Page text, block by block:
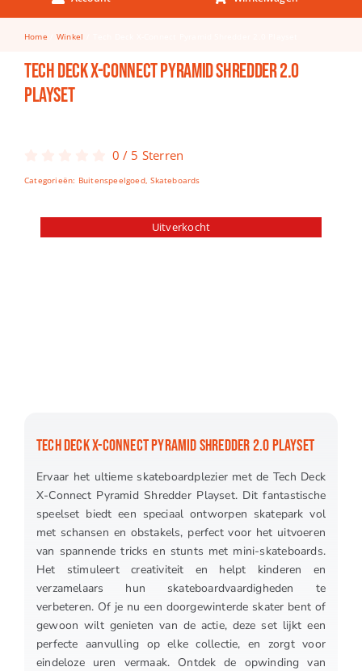
Keuken & Tafelen
Kinderfietsen
Knutselen
Puzzels
Home Winkel
Tech Deck X-Connect Pyramid Shredder 2.0
Playset
0 / 5 Sterren
Categorieën: Buitenspeelgoed,Skateboards
Uitverkocht
TECH DECK X-CONNECT PYRAMID SHREDDER 2.0 PLAYSET
Ervaar het ultieme skateboardplezier met de Tech Deck
X-Connect Pyramid Shredder Playset. Dit fantastische
speelset biedt een speciaal ontworpen skatepark vol
met schansen en obstakels, perfect voor het uitvoeren
van spannende tricks en stunts met mini-skateboards.
Het stimuleert creativiteit en helpt kinderen en
verzamelaars hun skateboardvaardigheden te
verbeteren. Of je nu een doorgewinterde skater bent of
gewoon wilt genieten van de actie, deze set lijkt een
perfecte aanvulling op elke collectie, en zorgt voor
eindeloze uren vermaak. Ontdek de opwinding van